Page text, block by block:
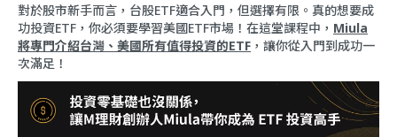
對於股市新手而言，台股ETF適合入門，但選擇有限。真的想要成
功投資ETF，你必須要學習美國ETF市場！在這堂課程中， Miula
將專門介紹台灣、美國所有值得投資的ETF ，讓你從入門到成功一
次滿足！